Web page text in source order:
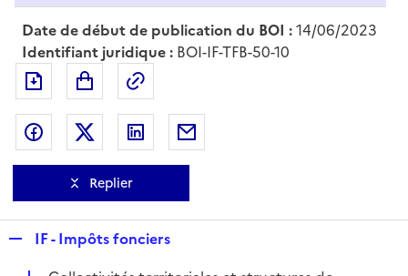
Date de début de publication du BOI :14/06/2023
Identifiant juridique : BOI-IF-TFB-50-10
Exporter le document au format pdf
Partager sur Facebook
Partager sur Twitter
Partager sur LinkedIn
Replier
IF - Impôts fonciers